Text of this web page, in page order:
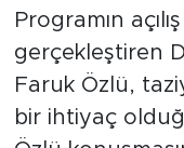
Programın
gerçekleştiren
Faruk Özlü,
bir ihtiyaç